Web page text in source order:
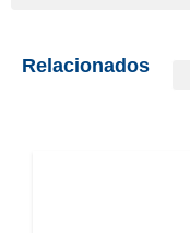
Relacionados